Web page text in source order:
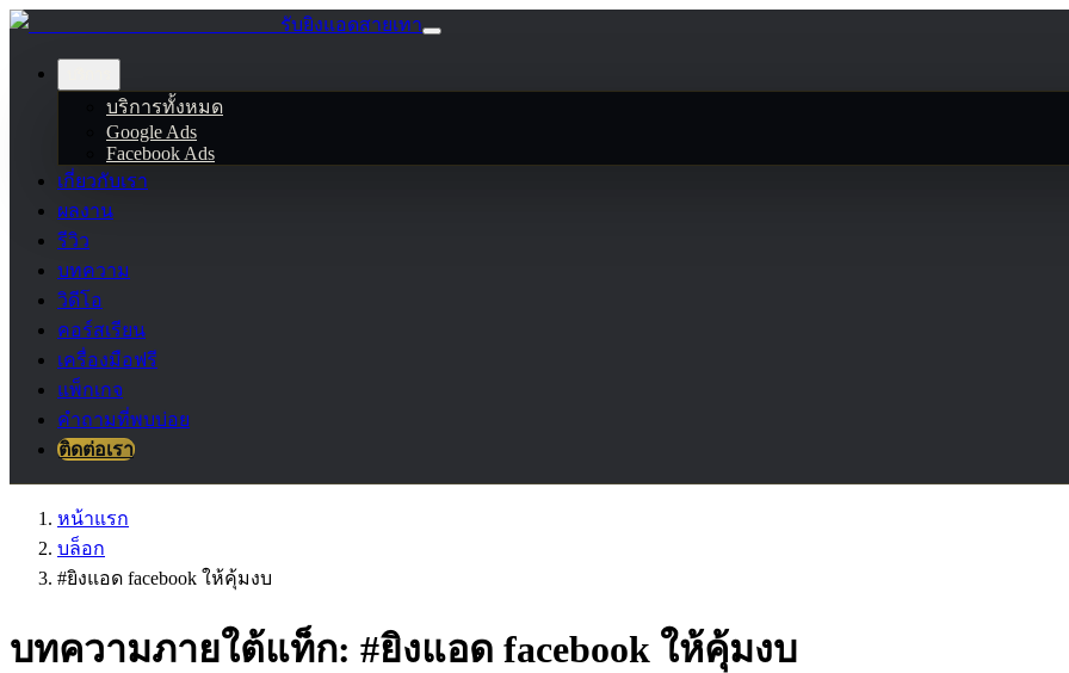
รับยิงแอดสายเทา
บริการทั้งหมด
Google Ads
Facebook Ads
เกี่ยวกับเรา
ผลงาน
รีวิว
บทความ
วิดีโอ
คอร์สเรียน
เครื่องมือฟรี
แพ็กเกจ
คำถามที่พบบ่อย
ติดต่อเรา
หน้าแรก
บล็อก
#ยิงแอด facebook ให้คุ้มงบ
บทความภายใต้แท็ก: #ยิงแอด facebook ให้คุ้มงบ